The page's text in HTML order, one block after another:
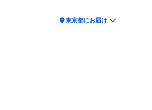
location_on東京都にお届け